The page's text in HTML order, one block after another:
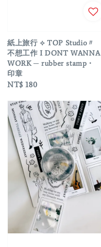
紙上旅行 ⟡ TOP Studio〃
不想工作 I DONT WANNA
WORK ─ rubber stamp・
印章
Regular
NT$ 180